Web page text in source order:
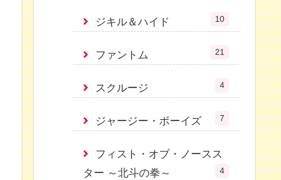
ジキル＆ハイド 10
ファントム 21
スクルージ 4
ジャージー・ボーイズ 7
フィスト・オブ・ノースス
ター ～北斗の拳～
4